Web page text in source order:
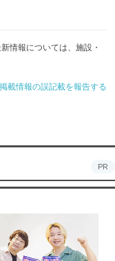
情報については、施設・
掲載情報の誤記載を報告する
PR